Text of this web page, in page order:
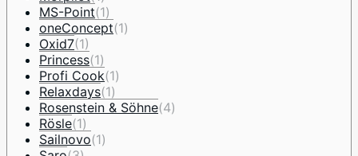
MS-Point(1)
oneConcept(1)
Oxid7(1)
Princess(1)
Profi Cook(1)
Relaxdays(1)
Rosenstein & Söhne(4)
Rösle(1)
Sailnovo(1)